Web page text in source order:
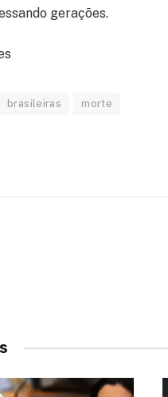
gerações.
brasileiras morte